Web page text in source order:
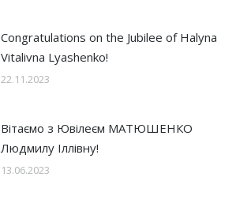
Congratulations on the Jubilee of Halyna
Vitalivna Lyashenko!
22.11.2023
Вітаємо з Ювілеєм МАТЮШЕНКО
Людмилу Іллівну!
13.06.2023